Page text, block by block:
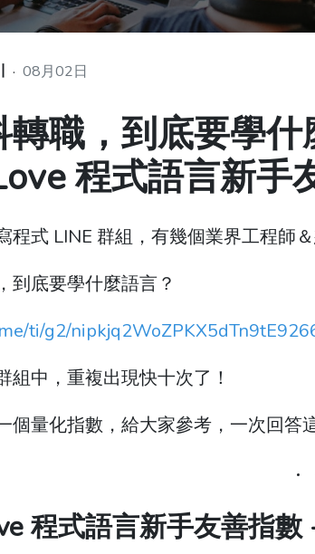
· 08月02日
職，到底要學什
程式語言新手
程式 LINE 群組，有幾個業界工程師
到底要學什麼語言？
ti/g2/
組中，重複出現快十次了！
個量化指數，給大家參考，一次回答
程式語言新手友善指數